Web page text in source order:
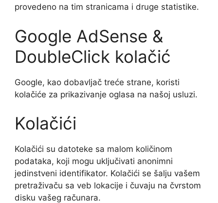
provedeno na tim stranicama i druge statistike.
Google AdSense &
DoubleClick kolačić
Google, kao dobavljač treće strane, koristi
kolačiće za prikazivanje oglasa na našoj usluzi.
Kolačići
Kolačići su datoteke sa malom količinom
podataka, koji mogu uključivati anonimni
jedinstveni identifikator. Kolačići se šalju vašem
pretraživaču sa veb lokacije i čuvaju na čvrstom
disku vašeg računara.